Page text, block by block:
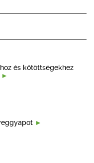
és kötöttségekhez